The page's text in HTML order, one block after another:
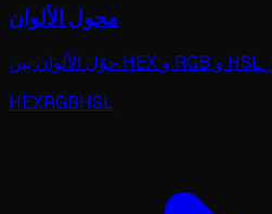
محول الألوان
HEXRGBHSL